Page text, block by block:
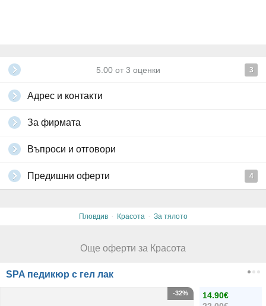
5.00 от 3 оценки 3
Адрес и контакти
За фирмата
Въпроси и отговори
Предишни оферти 4
Пловдив · Красота · За тялото
Още оферти за Красота
SPA педикюр с гел лак
14.90€
-32%